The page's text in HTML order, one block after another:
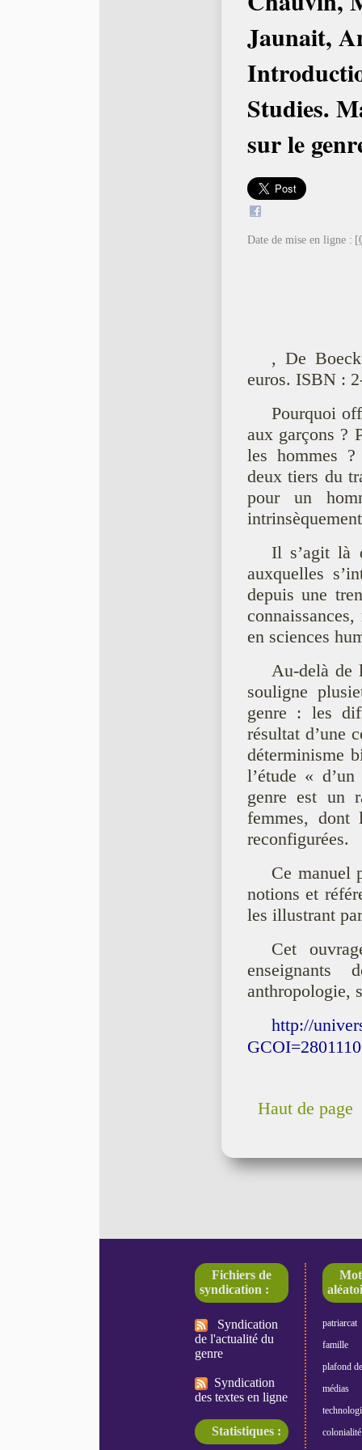
Jaunait,
Studies.
sur le
Date de mise en ligne :
, De
euros. ISBN :
Pourquoi
aux garçons ?
les hommes ?
deux tiers du
pour un
Il s’agit là
auxquelles
depuis une
en sciences
Au-delà de
souligne
genre : les
résultat d’une
déterminisme
l’étude «
genre est un
femmes, dont
reconfigurées.
Ce manuel
notions et
les illustrant
Cet
anthropologie,
http://
Haut de page
Fichiers de
syndication :
Syndication
de l'actualité du
genre
Syndication
des textes en ligne
Statistiques :
patriarcat
famille
plafond
médias
colonialité